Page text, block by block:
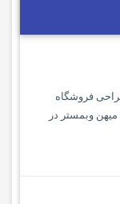
فروشگاه
وبمستر در